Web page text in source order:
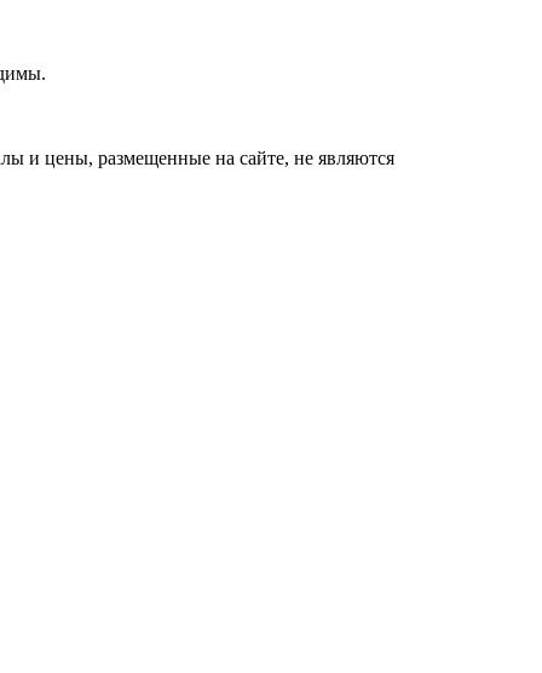
и цены, размещенные на сайте, не являются